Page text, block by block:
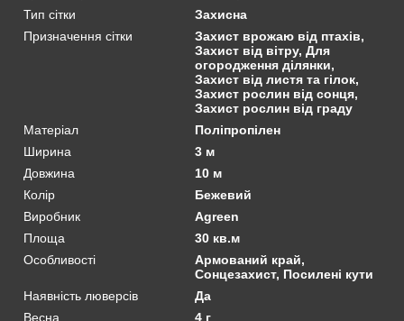
Тип сітки
Захисна
Призначення сітки
Захист врожаю від птахів,
Захист від вітру, Для
огородження ділянки,
Захист від листя та гілок,
Захист рослин від сонця,
Захист рослин від граду
Матеріал
Поліпропілен
Ширина
3 м
Довжина
10 м
Колір
Бежевий
Виробник
Agreen
Площа
30 кв.м
Особливості
Армований край,
Сонцезахист, Посилені кути
Наявність люверсів
Да
Весна
4 г